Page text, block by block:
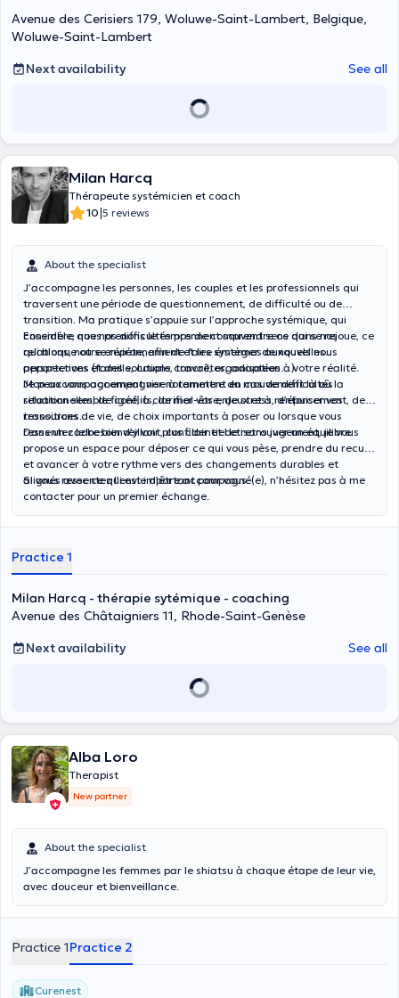
Avenue des Cerisiers 179, Woluwe-Saint-Lambert, Belgique,
Woluwe-Saint-Lambert
Next availability
See all
Milan Harcq
Thérapeute systémicien et coach
10|5 reviews
About the specialist
J’accompagne les personnes, les couples et les professionnels qui
traversent une période de questionnement, de difficulté ou de
transition. Ma pratique s’appuie sur l’approche systémique, qui
considère que nos difficultés prennent souvent sens dans nos
relations, notre environnement et les systèmes auxquels nous
appartenons (famille, couple, travail, organisation…).
Ensemble, nous prenons le temps de comprendre ce qui se rejoue, ce
qui bloque ou se répète, afin de faire émerger de nouvelles
perspectives et des solutions concrètes, adaptées à votre réalité.
Mon accompagnement vise à remettre du mouvement là où la
situation semble figée, à clarifier vos enjeux et à renforcer vos
ressources.
Je peux vous accompagner notamment en cas de difficultés
relationnelles, de conflits, de mal-être, de stress, d’épuisement, de
transitions de vie, de choix importants à poser ou lorsque vous
ressentez le besoin d’y voir plus clair et de retrouver un équilibre.
Dans un cadre bienveillant, confidentiel et sans jugement, je vous
propose un espace pour déposer ce qui vous pèse, prendre du recul
et avancer à votre rythme vers des changements durables et
alignés avec ce qui est important pour vous.
Si vous ressentez l’envie d’être accompagné(e), n’hésitez pas à me
contacter pour un premier échange.
Practice 1
Milan Harcq - thérapie sytémique - coaching
Avenue des Châtaigniers 11, Rhode-Saint-Genèse
Next availability
See all
Alba Loro
Therapist
New partner
About the specialist
J’accompagne les femmes par le shiatsu à chaque étape de leur vie,
avec douceur et bienveillance.
Practice 1Practice 2
Curenest